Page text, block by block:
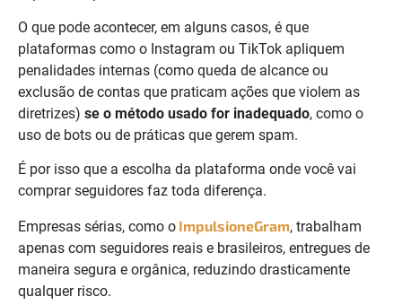
O que pode acontecer, em alguns casos, é que
plataformas como o Instagram ou TikTok apliquem
penalidades internas (como queda de alcance ou
exclusão de contas que praticam ações que violem as
diretrizes) se o método usado for inadequado, como o
uso de bots ou de práticas que gerem spam.
É por isso que a escolha da plataforma onde você vai
comprar seguidores faz toda diferença.
Empresas sérias, como o ImpulsioneGram, trabalham
apenas com seguidores reais e brasileiros, entregues de
maneira segura e orgânica, reduzindo drasticamente
qualquer risco.